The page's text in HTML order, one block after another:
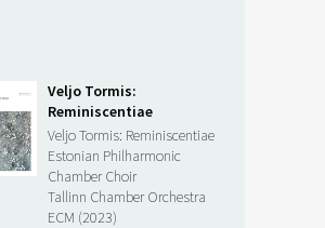
Veljo Tormis:
Reminiscentiae
Veljo Tormis: Reminiscentiae
Estonian Philharmonic
Chamber Choir
Tallinn Chamber Orchestra
ECM (2023)